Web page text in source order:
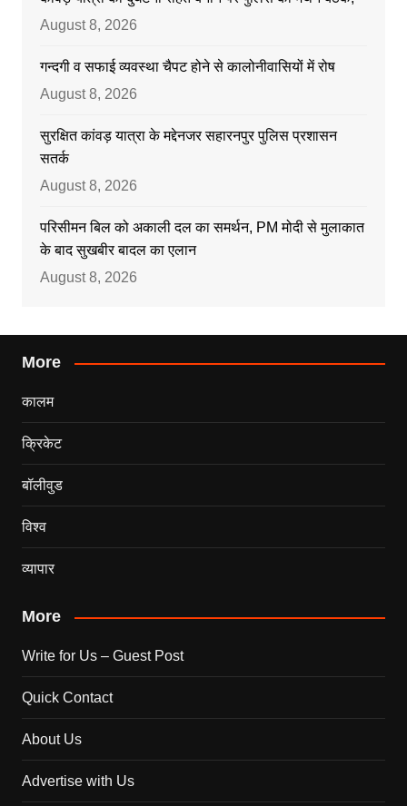
August 8, 2026
गन्दगी व सफाई व्यवस्था चैपट होने से कालोनीवासियों में रोष
August 8, 2026
सुरक्षित कांवड़ यात्रा के मद्देनजर सहारनपुर पुलिस प्रशासन
सतर्क
August 8, 2026
परिसीमन बिल को अकाली दल का समर्थन, PM मोदी से मुलाकात
के बाद सुखबीर बादल का एलान
August 8, 2026
More
कालम
क्रिकेट
बॉलीवुड
विश्व
व्यापार
More
Write for Us – Guest Post
Quick Contact
About Us
Advertise with Us